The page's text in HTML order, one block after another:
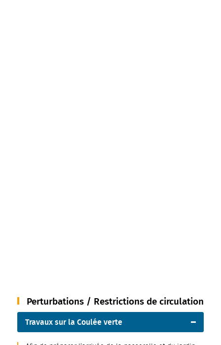
Perturbations / Restrictions de circulation
Travaux sur la Coulée verte